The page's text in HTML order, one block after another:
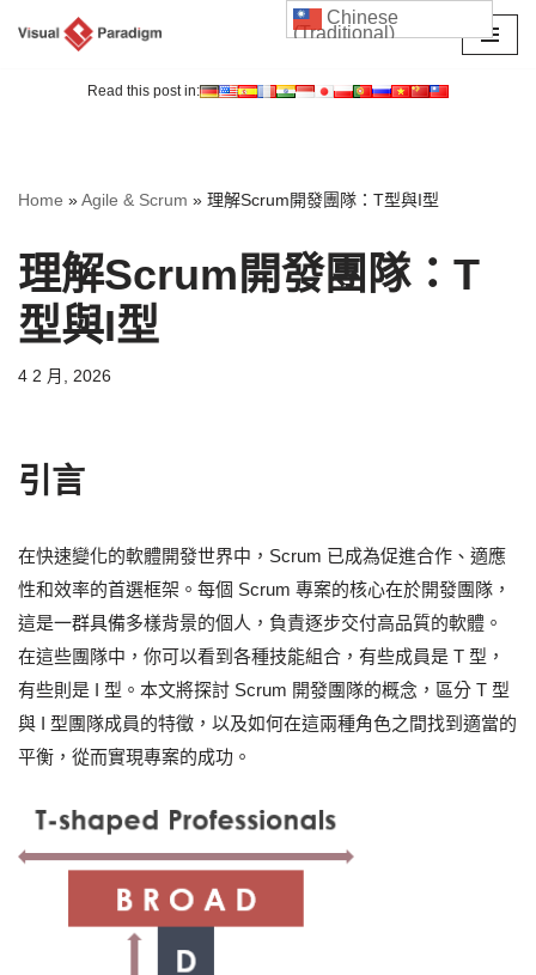
Read this post in:
Home »Agile & Scrum » 理解Scrum開發團隊：T型與I型
理解Scrum開發團隊：T
型與I型
4 2 月, 2026
引言
在快速變化的軟體開發世界中，Scrum 已成為促進合作、適應
性和效率的首選框架。每個 Scrum 專案的核心在於開發團隊，
這是一群具備多樣背景的個人，負責逐步交付高品質的軟體。
在這些團隊中，你可以看到各種技能組合，有些成員是 T 型，
有些則是 I 型。本文將探討 Scrum 開發團隊的概念，區分 T 型
與 I 型團隊成員的特徵，以及如何在這兩種角色之間找到適當的
平衡，從而實現專案的成功。
Chinese
(Traditional)